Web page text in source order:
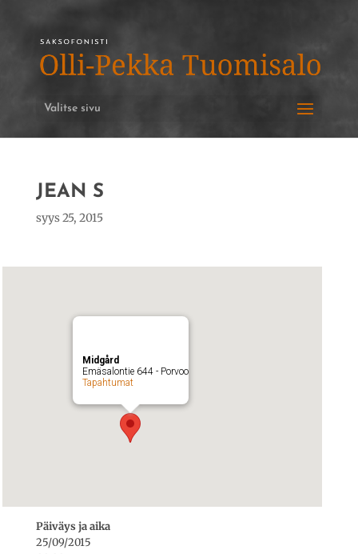
Valitse sivu
JEAN S
syys 25, 2015
Midgård
Emäsalontie 644 - Porvoo
Tapahtumat
Päiväys ja aika
25/09/2015